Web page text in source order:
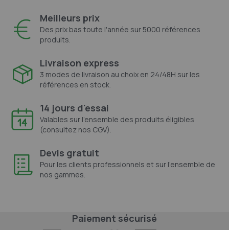
Meilleurs prix
Des prix bas toute l'année sur 5000 références
produits.
Livraison express
3 modes de livraison au choix en 24/48H sur les
références en stock.
14 jours d'essai
Valables sur l'ensemble des produits éligibles
(consultez nos CGV).
Devis gratuit
Pour les clients professionnels et sur l'ensemble de
nos gammes.
Paiement sécurisé